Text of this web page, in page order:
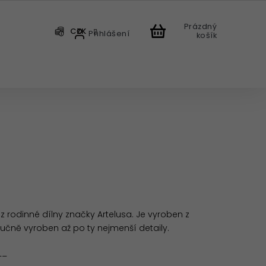
CZK Přihlášení
Prázdný
košík
rodinné dílny značky Artelusa. Je vyroben z
vyroben až po ty nejmenší detaily.